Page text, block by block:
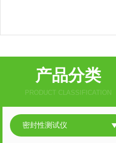
产品分类
PRODUCT CLASSIFICATION
密封性测试仪